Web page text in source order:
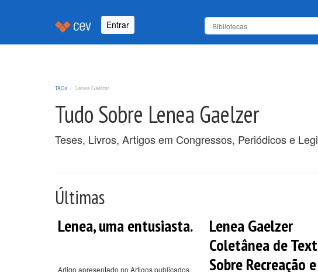
Entrar
TAGs Lenea Gaelzer
Tudo Sobre Lenea Gaelzer
Teses, Livros, Artigos em Congressos, Periódicos e
Últimas
Lenea, uma entusiasta.
Artigo apresentado no Artigos publicados
Lenea Gaelzer
Coletânea de
Sobre Recreação e